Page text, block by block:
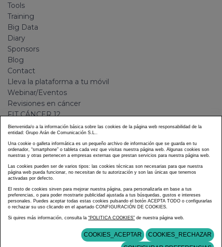
Tools
Training
Big Data
Diary
Sponsors
Blog
Contact
Lleva la plataforma a tu móvil
Webinar/Eventos
Revisiones en cáncer
FIT CÁNCER 12
GOTEL
Camino a Windy City
Plan de transición hacia la nueva normalidad
LEGAL
Legal Warning
Privacy and data protection policy
Cookie Policy
Bienvenida/o a la información básica sobre las cookies de la página web responsabilidad de la
entidad: Grupo Arán de Comunicación S.L..
Una cookie o galleta informática es un pequeño archivo de información que se guarda en tu
ordenador, “smartphone” o tableta cada vez que visitas nuestra página web. Algunas cookies son
nuestras y otras pertenecen a empresas externas que prestan servicios para nuestra página web.
Las cookies pueden ser de varios tipos: las cookies técnicas son necesarias para que nuestra
página web pueda funcionar, no necesitan de tu autorización y son las únicas que tenemos
activadas por defecto.
El resto de cookies sirven para mejorar nuestra página, para personalizarla en base a tus
preferencias, o para poder mostrarte publicidad ajustada a tus búsquedas, gustos e intereses
personales. Puedes aceptar todas estas cookies pulsando el botón ACEPTA TODO o configurarlas
o rechazar su uso clicando en el apartado CONFIGURACIÓN DE COOKIES.
Si quires más información, consulta la “POLITICA COOKIES” de nuestra página web.
COOKIES_ACEPTAR
COOKIES_RECHAZAR